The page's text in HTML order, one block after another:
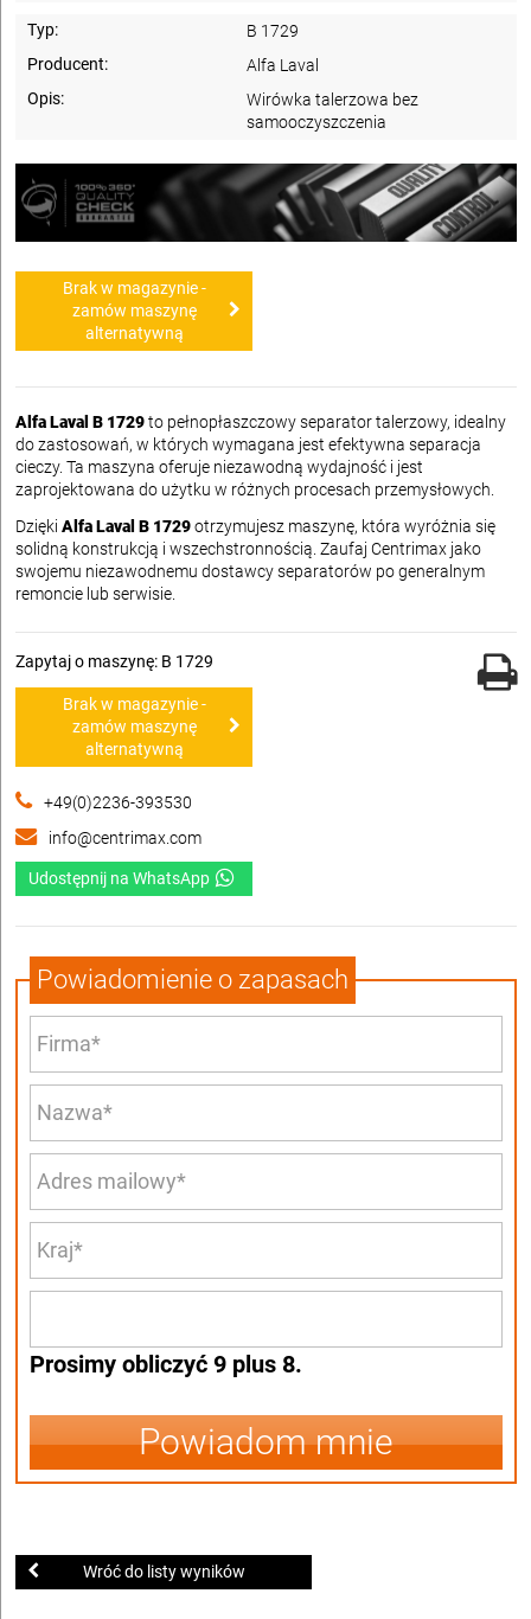
Typ:
B 1729
Producent:
Alfa Laval
Opis:
Wirówka talerzowa bez
samooczyszczenia
Brak w magazynie -
zamów maszynę
alternatywną
Alfa Laval B 1729to pełnopłaszczowy separator talerzowy, idealny
do zastosowań, w których wymagana jest efektywna separacja
cieczy. Ta maszyna oferuje niezawodną wydajność i jest
zaprojektowana do użytku w różnych procesach przemysłowych.
Dzięki Alfa Laval B 1729otrzymujesz maszynę, która wyróżnia się
solidną konstrukcją i wszechstronnością. Zaufaj Centrimax jako
swojemu niezawodnemu dostawcy separatorów po generalnym
remoncie lub serwisie.
Zapytaj o maszynę: B 1729
Brak w magazynie -
zamów maszynę
alternatywną
+49(0)2236-393530
info@centrimax.com
Udostępnij na WhatsApp
Powiadomienie o zapasach
Prosimy obliczyć 9 plus 8.
Powiadom mnie
Wróć do listy wyników